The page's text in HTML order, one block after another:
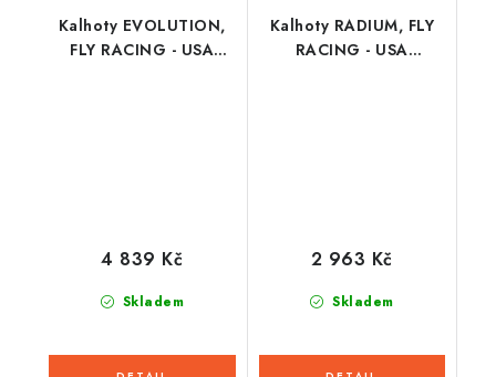
Kalhoty EVOLUTION,
FLY RACING - USA
Skladem
4 839 Kč
Kalhoty RADIUM, FLY
RACING - USA
Skladem
2 963 Kč